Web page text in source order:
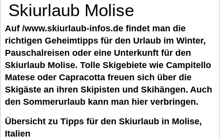
Skiurlaub Molise
Auf /www.skiurlaub-infos.de findet man die
richtigen Geheimtipps für den Urlaub im Winter,
Pauschalreisen oder eine Unterkunft für den
Skiurlaub Molise. Tolle Skigebiete wie Campitello
Matese oder Capracotta freuen sich über die
Skigäste an ihren Skipisten und Skihängen. Auch
den Sommerurlaub kann man hier verbringen.
Übersicht zu Tipps für den Skiurlaub in Molise,
Italien